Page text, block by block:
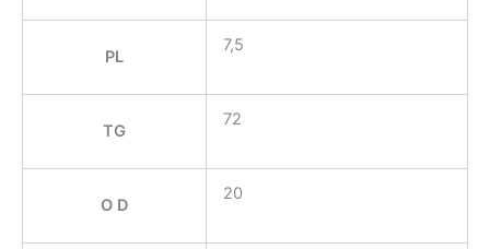
PL
7,5
TG
72
O D
20